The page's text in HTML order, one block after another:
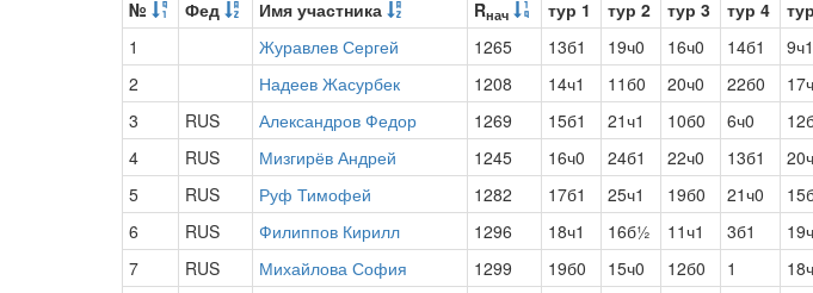
№ Фед Имя участника Rнач тур 1 тур 2 тур 3 тур 4
1
Журавлев Сергей 1265 13б1 19ч0 16ч0 14б1 9ч1
2
Надеев Жасурбек 1208 14ч1 11б0 20ч0 22б0
3
RUS Александров Федор 1269 15б1 21ч1 10б0 6ч0
4
RUS Мизгирёв Андрей 1245 16ч0 24б1 22ч0 13б1
5
RUS Руф Тимофей 1282 17б1 25ч1 19б0 21ч0
6
RUS Филиппов Кирилл 1296 18ч1 16б½ 11ч1 3б1
7
RUS Михайлова София 1299 19б0 15ч0 12б0 1